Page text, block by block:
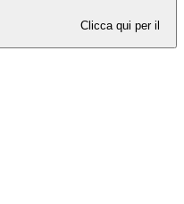
Clicca qui per il